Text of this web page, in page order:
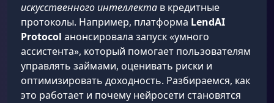
искусственного интеллекта в кредитные
протоколы. Например, платформа LendAI
Protocol анонсировала запуск «умного
ассистента», который помогает пользователям
управлять займами, оценивать риски и
оптимизировать доходность. Разбираемся, как
это работает и почему нейросети становятся